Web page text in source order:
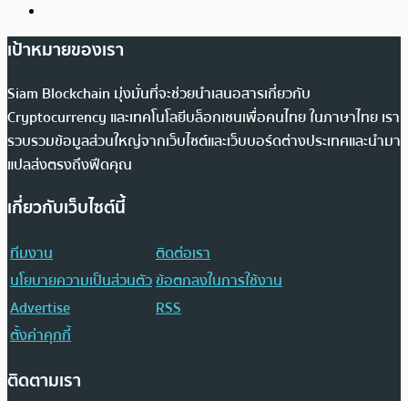
เป้าหมายของเรา
Siam Blockchain มุ่งมั่นที่จะช่วยนำเสนอสารเกี่ยวกับ
Cryptocurrency และเทคโนโลยีบล็อกเชนเพื่อคนไทย ในภาษาไทย เรา
รวบรวมข้อมูลส่วนใหญ่จากเว็บไซต์และเว็บบอร์ดต่างประเทศและนำมา
แปลส่งตรงถึงฟีดคุณ
เกี่ยวกับเว็บไซต์นี้
ทีมงาน
ติดต่อเรา
นโยบายความเป็นส่วนตัวข้อตกลงในการใช้งาน
Advertise
RSS
ตั้งค่าคุกกี้
ติดตามเรา